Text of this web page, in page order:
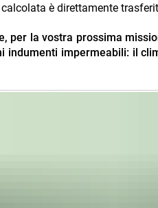
è direttamente
per la vostra prossima
impermeabili: il